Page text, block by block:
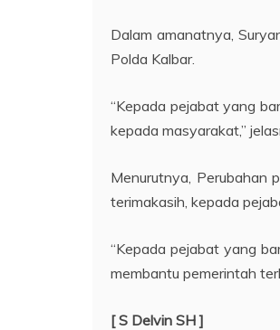
Dalam amanatnya,
Polda Kalbar.
“Kepada pejabat yang
kepada masyarakat,”
Menurutnya, Perubahan
terimakasih, kepada
“Kepada pejabat yang
membantu pemerintah
[ S Delvin SH ]